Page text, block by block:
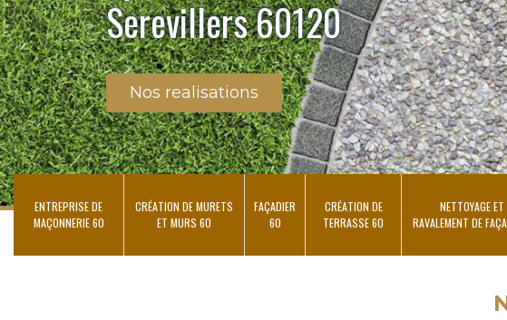
Serevillers 60120
Nos realisations
ENTREPRISE DE
MAÇONNERIE 60
CRÉATION DE MURETS
ET MURS 60
FAÇADIER
60
CRÉATION DE
TERRASSE 60
NETTOYAGE ET
RAVALEMENT DE